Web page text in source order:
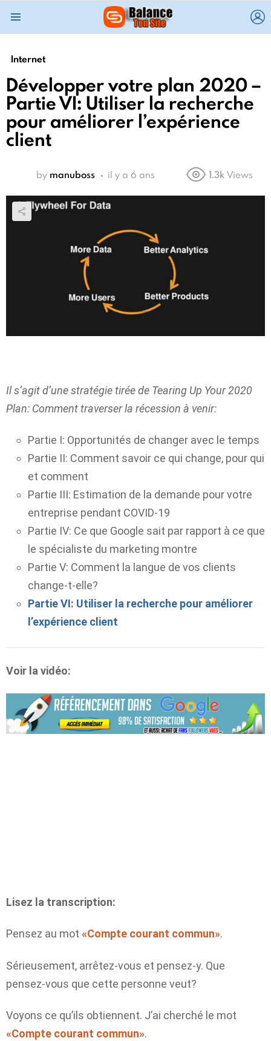
Internet
Développer votre plan 2020 –
Partie VI: Utiliser la recherche
pour améliorer l’expérience
client
by manuboss il y a 6 ans 1.3k Views
Il s’agit d’une stratégie tirée de Tearing Up Your 2020
Plan: Comment traverser la récession à venir:
Partie I: Opportunités de changer avec le temps
Partie II: Comment savoir ce qui change, pour qui
et comment
Partie III: Estimation de la demande pour votre
entreprise pendant COVID-19
Partie IV: Ce que Google sait par rapport à ce que
le spécialiste du marketing montre
Partie V: Comment la langue de vos clients
change-t-elle?
Partie VI: Utiliser la recherche pour améliorer
l’expérience client
Voir la vidéo:
Lisez la transcription:
Pensez au mot «Compte courant commun».
Sérieusement, arrêtez-vous et pensez-y. Que
pensez-vous que cette personne veut?
Voyons ce qu’ils obtiennent. J’ai cherché le mot
«Compte courant commun».